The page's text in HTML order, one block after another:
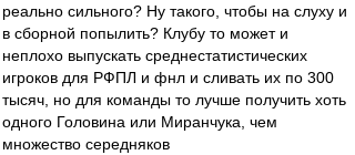
реально сильного? Ну такого, чтобы на слуху и
в сборной попылить? Клубу то может и
неплохо выпускать среднестатистических
игроков для РФПЛ и фнл и сливать их по 300
тысяч, но для команды то лучше получить хоть
одного Головина или Миранчука, чем
множество середняков